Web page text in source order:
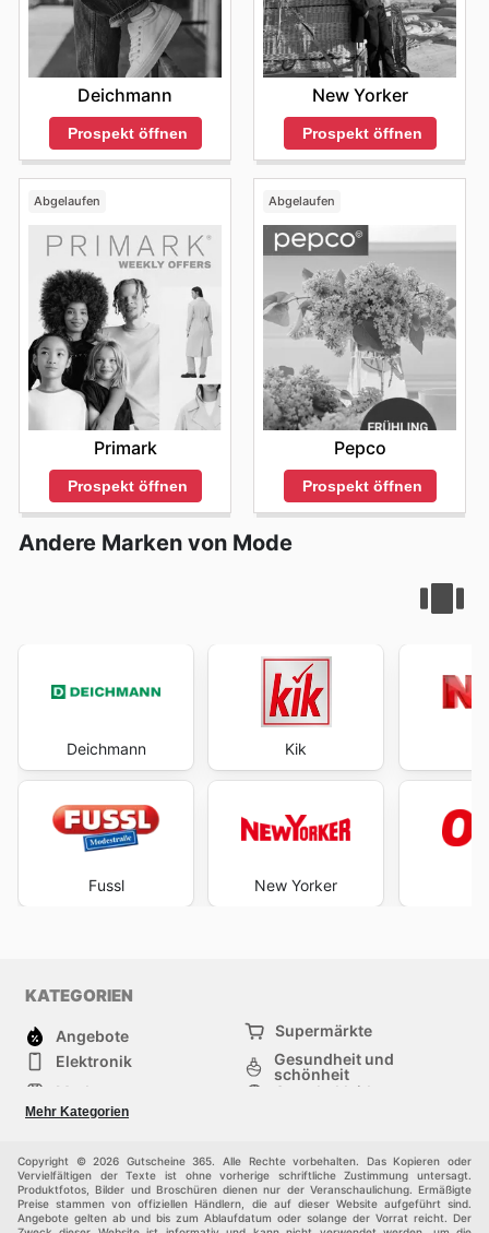
Deichmann
Prospekt öffnen
New Yorker
Prospekt öffnen
Abgelaufen
Primark
Prospekt öffnen
Abgelaufen
Pepco
Prospekt öffnen
Andere Marken von Mode
Deichmann
Fussl
Kik
New Yorker
KATEGORIEN
Angebote
Supermärkte
Elektronik
Gesundheit und
schönheit
Mode
Sportbekleidung
Baumarkt
Mehr Kategorien
Copyright © 2026 Gutscheine 365. Alle Rechte vorbehalten. Das Kopieren oder
Vervielfältigen der Texte ist ohne vorherige schriftliche Zustimmung untersagt.
Produktfotos, Bilder und Broschüren dienen nur der Veranschaulichung. Ermäßigte
Preise stammen von offiziellen Händlern, die auf dieser Website aufgeführt sind.
Angebote gelten ab und bis zum Ablaufdatum oder solange der Vorrat reicht. Der